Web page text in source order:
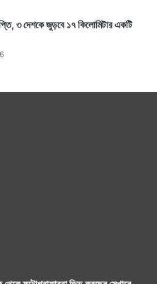
৩ দেশকে জুড়বে ১৭ কিলোমিটার একটি